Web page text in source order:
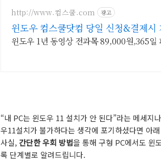
http://www.컴스쿨.com 광고
윈도우 컴스쿨닷컴 당일 신청&결제시
윈도우 1년 동영상 전과목 89,000원,365일
“내 PC는 윈도우 11 설치가 안 된다”라는 메세지
우11설치가 불가하다는 생각에 포기하셨다면 아
사실, 간단한 우회 방법을 통해 구형 PC에서도 윈
록 단계별로 알려드립니다.